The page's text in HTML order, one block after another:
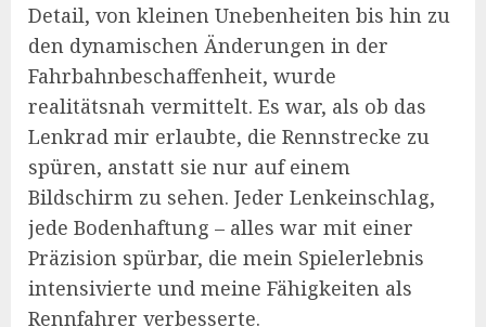
Detail, von kleinen Unebenheiten bis hin zu
den dynamischen Änderungen in der
Fahrbahnbeschaffenheit, wurde
realitätsnah vermittelt. Es war, als ob das
Lenkrad mir erlaubte, die Rennstrecke zu
spüren, anstatt sie nur auf einem
Bildschirm zu sehen. Jeder Lenkeinschlag,
jede Bodenhaftung – alles war mit einer
Präzision spürbar, die mein Spielerlebnis
intensivierte und meine Fähigkeiten als
Rennfahrer verbesserte.